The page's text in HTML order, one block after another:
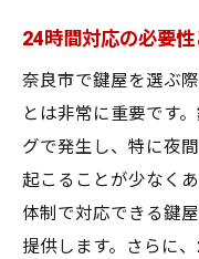
24時間対応の必要性
奈良市で鍵屋を選ぶ
とは非常に重要です
グで発生し、特に夜
起こることが少なく
体制で対応できる鍵
提供します。さらに